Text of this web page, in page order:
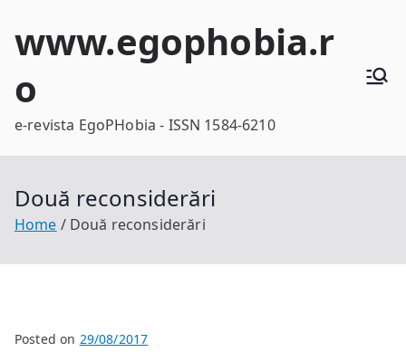
www.egophobia.r
o
e-revista EgoPHobia - ISSN 1584-6210
Două reconsiderări
Home Două reconsiderări
Posted on 29/08/2017